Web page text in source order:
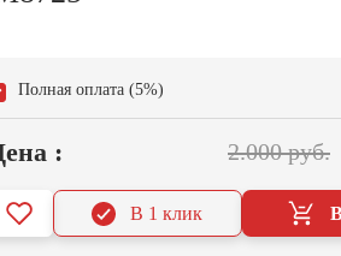
Полная оплата (5%)
: 2.000 руб.
В 1 клик